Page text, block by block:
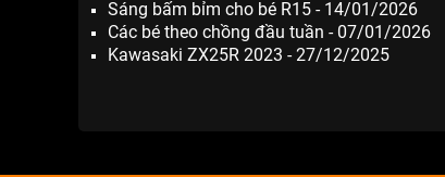
Sáng bấm bỉm cho bé R15 - 14/01/2026
Các bé theo chồng đầu tuần - 07/01/2026
Kawasaki ZX25R 2023 - 27/12/2025